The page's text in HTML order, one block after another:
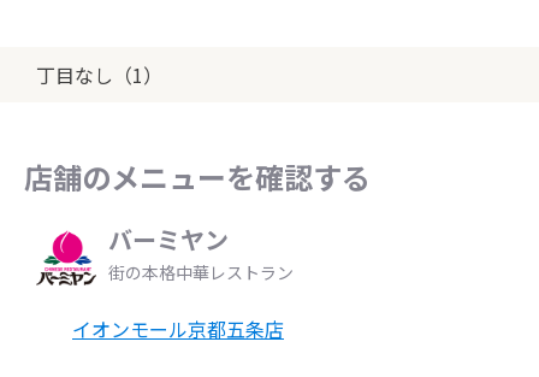
丁目なし（1）
店舗のメニューを確認する
バーミヤン
街の本格中華レストラン
イオンモール京都五条店